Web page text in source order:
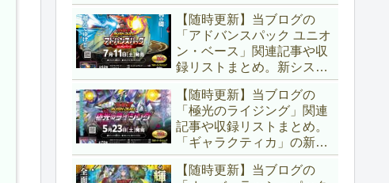
ンズ」は相手モンスターを
リリース！！また、新テー
マとして「救惺」、「ヘル
シィ」、「ゴエゴエ」も登
場です！！【遊戯王ラッシ
ュデュエル】
【随時更新】当ブログの
「アドバンスパック ユニオ
ン・ベース」関連記事や収
録リストまとめ。新システ
ム「ユニオンフュージョ
ン」の登場により、ようや
く原作さながらの「ＸＹ
Ｚ」が使用可能となりまし
た！！【遊戯王ラッシュデ
ュエル】
【随時更新】当ブログの
「極光のライジング」関連
記事や収録リストまとめ。
「ギャラクティカ」の新た
なフュージョンモンスター
やイラスト違い、「報道」
【随時更新】当ブログの